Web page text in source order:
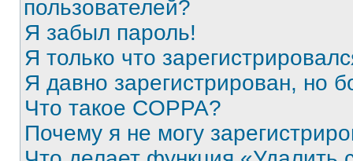
пользователей?
Я забыл пароль!
Я только что
Я давно зарегистрирован, но
Что такое COPPA?
Почему я не могу